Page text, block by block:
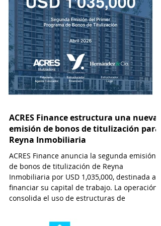
ACRES Finance estructura una nueva
emisión de bonos de titulización para
Reyna Inmobiliaria
ACRES Finance anuncia la segunda emisión
de bonos de titulización de Reyna
Inmobiliaria por USD 1,035,000, destinada a
financiar su capital de trabajo. La operación
consolida el uso de estructuras de
financiamiento cada vez más viable y